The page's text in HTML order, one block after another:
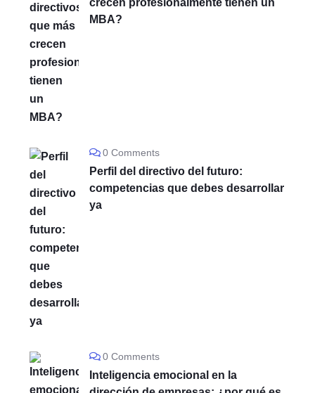
MBA?
0 Comments
Perfil del directivo del futuro:
competencias que debes desarrollar
ya
0 Comments
Inteligencia emocional en la